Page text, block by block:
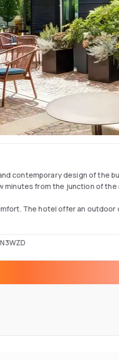
contemporary design of the
from the junction of the
The hotel offer an outdoor